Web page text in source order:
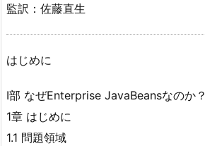
監訳：佐藤直生
はじめに
I部 なぜEnterprise JavaBeansなのか？
1章 はじめに
1.1 問題領域